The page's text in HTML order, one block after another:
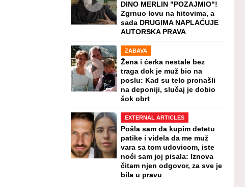
DINO MERLIN "POZAJMIO"!
Zgrnuo lovu na hitovima, a
sada DRUGIMA NAPLAĆUJE
AUTORSKA PRAVA
ZABAVA
Žena i ćerka nestale bez
traga dok je muž bio na
poslu: Kad su telo pronašli
na deponiji, slučaj je dobio
šok obrt
EXTERNAL ARTICLES
Pošla sam da kupim detetu
patike i videla da me muž
vara sa tom udovicom, iste
noći sam joj pisala: Iznova
čitam njen odgovor, za sve je
bila u pravu